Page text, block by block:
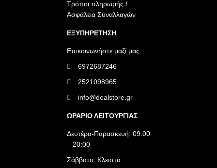
Τρόποι πληρωμής /
Ασφάλεια Συναλλαγών
ΕΞΥΠΗΡΕΤΗΣΗ
Επικοινωνήστε μαζί μας
6972687246
2521098965
info@dealstore.gr
ΩΡΑΡΙΟ ΛΕΙΤΟΥΡΓΙΑΣ​
Δευτέρα-Παρασκευή: 09:00
– 20:00
Σάββατο: Κλειστά